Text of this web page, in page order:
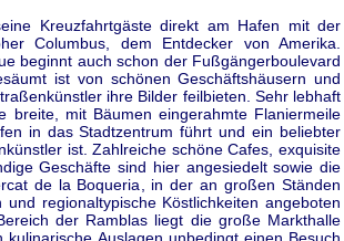
Kreuzfahrtgäste direkt am Hafen mit der
Columbus, dem Entdecker von Amerika.
beginnt auch schon der Fußgängerboulevard
ist von schönen Geschäftshäusern und
ihre Bilder feilbieten. Sehr lebhaft
breite, mit Bäumen eingerahmte Flaniermeile
in das Stadtzentrum führt und ein beliebter
ist. Zahlreiche schöne Cafes, exquisite
Geschäfte sind hier angesiedelt sowie die
de la Boqueria, in der an großen Ständen
und regionaltypische Köstlichkeiten angeboten
der Ramblas liegt die große Markthalle